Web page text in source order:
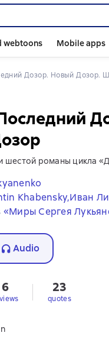
webtoons Mobile apps
Дозор. Новый Дозор.
шестой романы цикла
Khabensky,Иван
«Миры Сергея
Audio
6 23
quotes